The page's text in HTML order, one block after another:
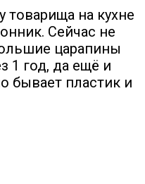
товарища на кухне
Сейчас не
царапины
1 год, да ещё и
бывает пластик и